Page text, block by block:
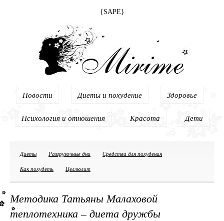
{SAPE}
Новости Диеты и похудение Здоровье
Психология и отношения Красота Дети
Диеты Разгрузочные дни
Средства для похудения
Как похудеть
Целлюлит
Методика Татьяны Малаховой
теплотехника – диета дружбы